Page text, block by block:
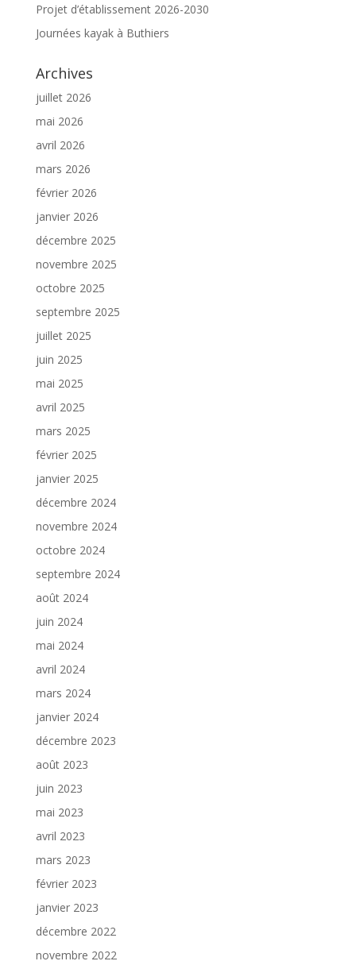
Projet d’établissement 2026-2030
Journées kayak à Buthiers
Archives
juillet 2026
mai 2026
avril 2026
mars 2026
février 2026
janvier 2026
décembre 2025
novembre 2025
octobre 2025
septembre 2025
juillet 2025
juin 2025
mai 2025
avril 2025
mars 2025
février 2025
janvier 2025
décembre 2024
novembre 2024
octobre 2024
septembre 2024
août 2024
juin 2024
mai 2024
avril 2024
mars 2024
janvier 2024
décembre 2023
août 2023
juin 2023
mai 2023
avril 2023
mars 2023
février 2023
janvier 2023
décembre 2022
novembre 2022